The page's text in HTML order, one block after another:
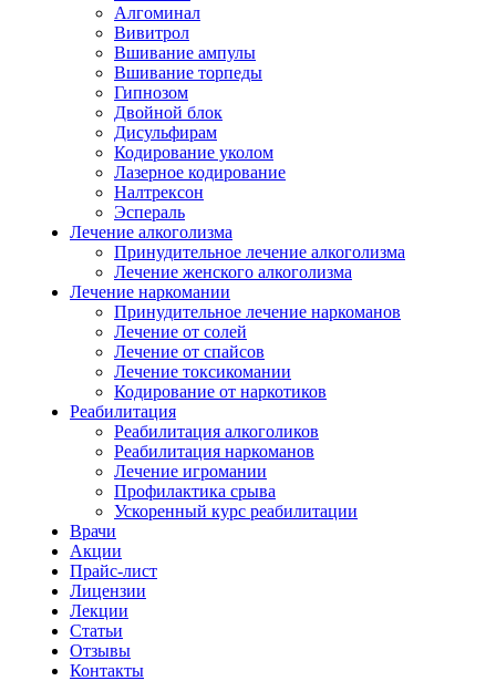
Алгоминал
Вивитрол
Вшивание ампулы
Вшивание торпеды
Гипнозом
Двойной блок
Дисульфирам
Кодирование уколом
Лазерное кодирование
Налтрексон
Эспераль
Лечение алкоголизма
Принудительное лечение алкоголизма
Лечение женского алкоголизма
Лечение наркомании
Принудительное лечение наркоманов
Лечение от солей
Лечение от спайсов
Лечение токсикомании
Кодирование от наркотиков
Реабилитация
Реабилитация алкоголиков
Реабилитация наркоманов
Лечение игромании
Профилактика срыва
Ускоренный курс реабилитации
Врачи
Акции
Прайс-лист
Лицензии
Лекции
Статьи
Отзывы
Контакты